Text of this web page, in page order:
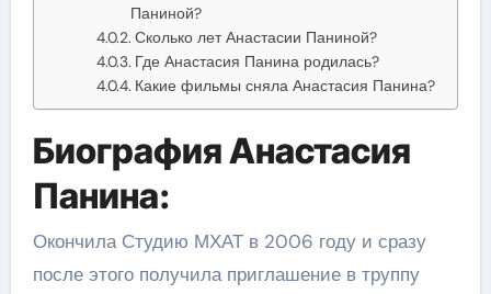
Паниной?
Сколько лет Анастасии Паниной?
Где Анастасия Панина родилась?
Какие фильмы сняла Анастасия Панина?
Биография Анастасия
Панина:
Окончила Студию МХАТ в 2006 году и сразу
после этого получила приглашение в труппу